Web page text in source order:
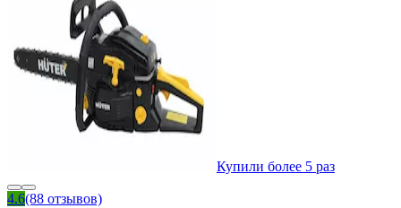
Купили более 5 раз
4.6(88 отзывов)